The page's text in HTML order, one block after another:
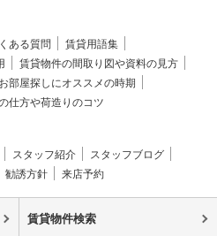
ある質問
賃貸用語集
賃貸物件の間取り図や資料の見方
お部屋探しにオススメの時期
仕方や荷造りのコツ
スタッフ紹介
スタッフブログ
勧誘方針 来店予約
賃貸物件検索